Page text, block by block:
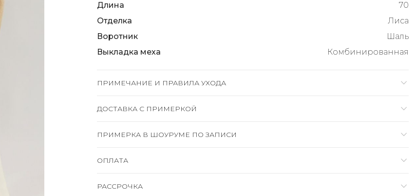
Длина
70
Отделка
Лиса
Воротник
Шаль
Выкладка меха
Комбинированная
ПРИМЕЧАНИЕ И ПРАВИЛА УХОДА
ДОСТАВКА C ПРИМЕРКОЙ
ПРИМЕРКА В ШОУРУМЕ ПО ЗАПИСИ
ОПЛАТА
РАССРОЧКА